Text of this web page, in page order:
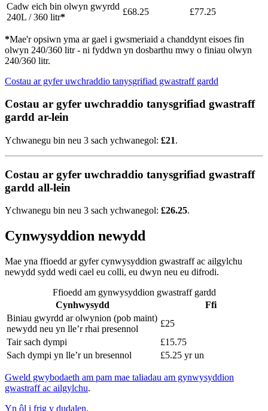
Cadw eich bin olwyn gwyrdd
240L / 360 litr*
£68.25 £77.25
*Mae'r opsiwn yma ar gael i gwsmeriaid a chanddynt eisoes fin
olwyn 240/360 litr - ni fyddwn yn dosbarthu mwy o finiau olwyn
240/360 litr.
Costau ar gyfer uwchraddio tanysgrifiad gwastraff gardd
Costau ar gyfer uwchraddio tanysgrifiad gwastraff
gardd ar-lein
Ychwanegu bin neu 3 sach ychwanegol: £21.
Costau ar gyfer uwchraddio tanysgrifiad gwastraff
gardd all-lein
Ychwanegu bin neu 3 sach ychwanegol: £26.25.
Cynwysyddion newydd
Mae yna ffioedd ar gyfer cynwysyddion gwastraff ac ailgylchu
newydd sydd wedi cael eu colli, eu dwyn neu eu difrodi.
Ffioedd am gynwysyddion gwastraff gardd
Cynhwysydd
Ffi
Biniau gwyrdd ar olwynion (pob maint)
newydd neu yn lle’r rhai presennol
£25
Tair sach dympi
£15.75
Sach dympi yn lle’r un bresennol
£5.25 yr un
Gweld gwybodaeth am pam mae taliadau am gynwysyddion
gwastraff ac ailgylchu.
Yn ôl i frig y dudalen.